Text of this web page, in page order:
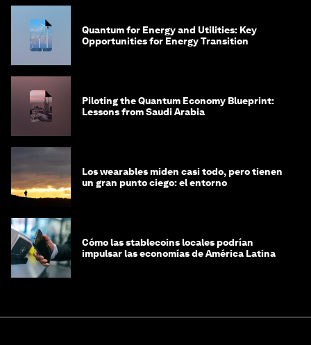
Quantum for Energy and Utilities: Key
Opportunities for Energy Transition
Piloting the Quantum Economy Blueprint:
Lessons from Saudi Arabia
Los wearables miden casi todo, pero tienen
un gran punto ciego: el entorno
Cómo las stablecoins locales podrían
impulsar las economías de América Latina